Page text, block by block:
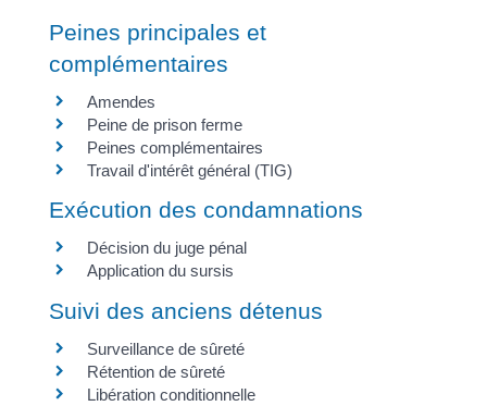
Peines principales et
complémentaires
Amendes
Peine de prison ferme
Peines complémentaires
Travail d'intérêt général (TIG)
Exécution des condamnations
Décision du juge pénal
Application du sursis
Suivi des anciens détenus
Surveillance de sûreté
Rétention de sûreté
Libération conditionnelle